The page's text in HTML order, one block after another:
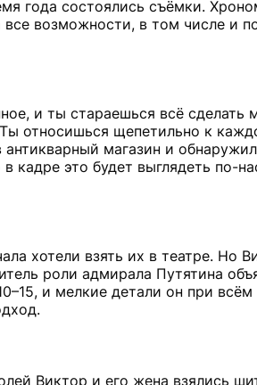
года состоялись съёмки.
возможности, в том числе и
и ты стараешься всё
относишься щепетильно к
магазин и
кадре это будет выглядеть по-
хотели взять их в театре. Но
роли адмирала Путятина
и мелкие детали он при
Виктор и его жена взялись